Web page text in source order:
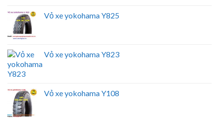
Vỏ xe yokohama Y825
Vỏ xe yokohama Y823
Vỏ xe yokohama Y108